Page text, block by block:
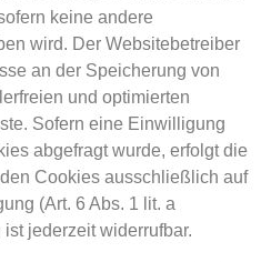
keine andere
wird. Der Websitebetreiber
an der Speicherung von
und optimierten
Sofern eine Einwilligung
abgefragt wurde, erfolgt die
Cookies ausschließlich auf
(Art. 6 Abs. 1 lit. a
jederzeit widerrufbar.